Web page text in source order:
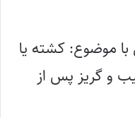
موضوع: کشته یا
و گریز پس از